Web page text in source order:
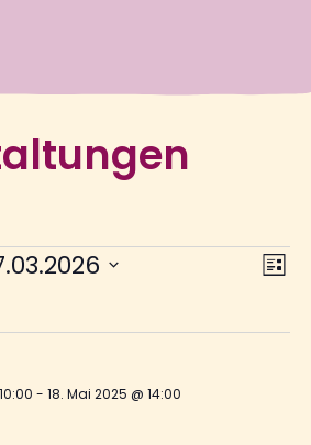
Liste
- 18. Mai 2025 @ 14:00